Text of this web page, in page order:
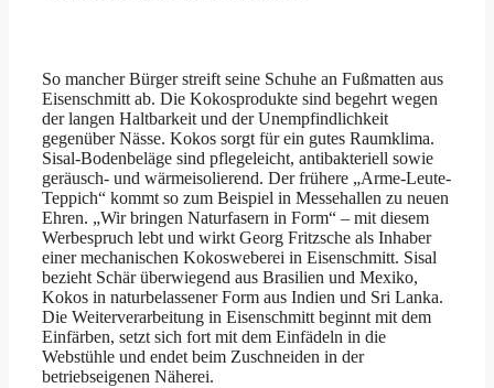
So mancher Bürger streift seine Schuhe an Fußmatten aus
Eisenschmitt ab. Die Kokosprodukte sind begehrt wegen
der langen Haltbarkeit und der Unempfindlichkeit
gegenüber Nässe. Kokos sorgt für ein gutes Raumklima.
Sisal-Bodenbeläge sind pflegeleicht, antibakteriell sowie
geräusch- und wärmeisolierend. Der frühere „Arme-Leute-
Teppich“ kommt so zum Beispiel in Messehallen zu neuen
Ehren. „Wir bringen Naturfasern in Form“ – mit diesem
Werbespruch lebt und wirkt Georg Fritzsche als Inhaber
einer mechanischen Kokosweberei in Eisenschmitt. Sisal
bezieht Schär überwiegend aus Brasilien und Mexiko,
Kokos in naturbelassener Form aus Indien und Sri Lanka.
Die Weiterverarbeitung in Eisenschmitt beginnt mit dem
Einfärben, setzt sich fort mit dem Einfädeln in die
Webstühle und endet beim Zuschneiden in der
betriebseigenen Näherei.